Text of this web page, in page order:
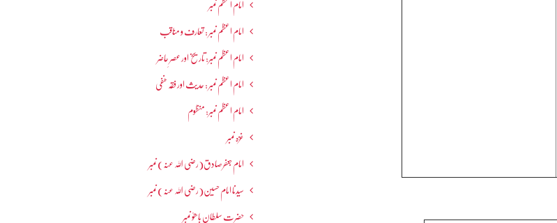
امام اعظم نمبر
امام اعظم نمبر : تعارف و مناقب
امام اعظم نمبر: تاریخ اور عصرِ حاضر
امام اعظم نمبر : حدیث اور فقہ حنفی
امام اعظم نمبر: منظوم
غزہ نمبر
امام جعفرصادق(رضی اللہ عنہ) نمبر
سیدنا امام حسین(رضی اللہ عنہ) نمبر
حضرت سلطان باھوؒ نمبر